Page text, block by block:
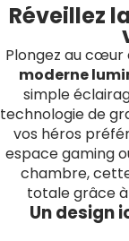
Réveillez
Plongez au cœur
moderne
simple
technologie de
vos héros
espace gaming
chambre,
totale grâce
Un design